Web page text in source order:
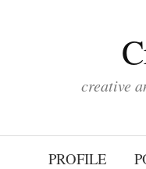
creative
PROFILE